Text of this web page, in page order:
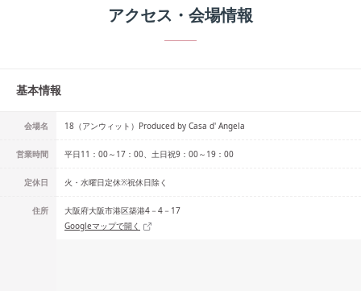
アクセス・会場情報
基本情報
会場名 18（アンウィット）Produced by Casa d' Angela
営業時間 平日11：00～17：00、土日祝9：00～19：00
定休日 火・水曜日定休※祝休日除く
住所
大阪府大阪市港区築港4－4－17
Googleマップで開く